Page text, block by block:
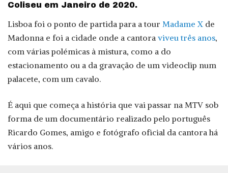
Coliseu em Janeiro de 2020.
Lisboa foi o ponto de partida para a tour Madame X de
Madonna e foi a cidade onde a cantora viveu três anos,
com várias polémicas à mistura, como a do
estacionamento ou a da gravação de um videoclip num
palacete, com um cavalo.
É aqui que começa a história que vai passar na MTV sob
forma de um documentário realizado pelo português
Ricardo Gomes, amigo e fotógrafo oficial da cantora há
vários anos.